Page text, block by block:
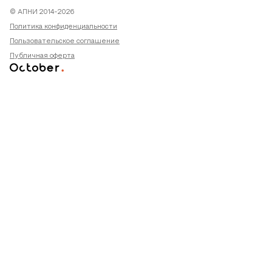
© АПНИ 2014-2026
Политика конфиденциальности
Пользовательское соглашение
Публичная оферта